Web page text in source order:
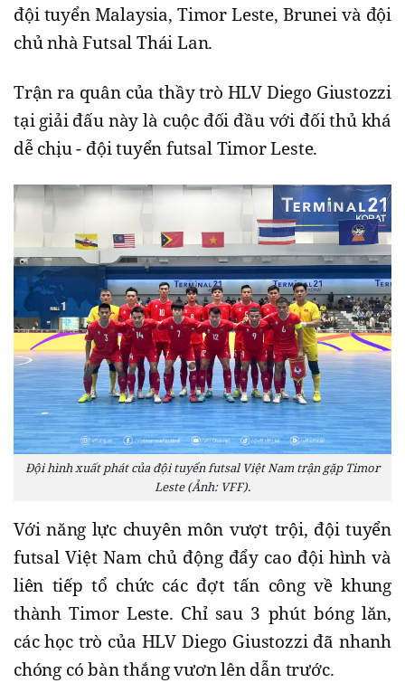
đội tuyển Malaysia, Timor Leste, Brunei và đội
chủ nhà Futsal Thái Lan.
Trận ra quân của thầy trò HLV Diego Giustozzi
tại giải đấu này là cuộc đối đầu với đối thủ khá
dễ chịu - đội tuyển futsal Timor Leste.
Đội hình xuất phát của đội tuyển futsal Việt Nam trận gặp Timor
Leste (Ảnh: VFF).
Với năng lực chuyên môn vượt trội, đội tuyển
futsal Việt Nam chủ động đẩy cao đội hình và
liên tiếp tổ chức các đợt tấn công về khung
thành Timor Leste. Chỉ sau 3 phút bóng lăn,
các học trò của HLV Diego Giustozzi đã nhanh
chóng có bàn thắng vươn lên dẫn trước.